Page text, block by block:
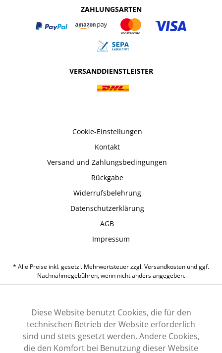
ZAHLUNGSARTEN
VERSANDDIENSTLEISTER
Cookie-Einstellungen
Kontakt
Versand und Zahlungsbedingungen
Rückgabe
Widerrufsbelehrung
Datenschutzerklärung
AGB
Impressum
* Alle Preise inkl. gesetzl. Mehrwertsteuer zzgl.Versandkosten und ggf.
Nachnahmegebühren, wenn nicht anders angegeben.
Diese Website benutzt Cookies, die für den
technischen Betrieb der Website erforderlich
sind und stets gesetzt werden. Andere Cookies,
die den Komfort bei Benutzung dieser Website